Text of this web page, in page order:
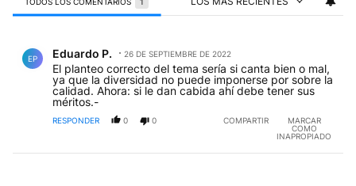
EP Eduardo P. 26 DE SEPTIEMBRE DE 2022
El planteo correcto del tema sería si canta bien o mal,
ya que la diversidad no puede imponerse por sobre la
calidad. Ahora: si le dan cabida ahí debe tener sus
méritos.-
RESPONDER 0 0 COMPARTIR
MARCAR
COMO
INAPROPIADO